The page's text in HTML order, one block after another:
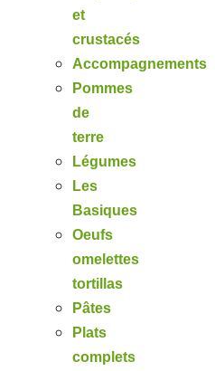
et
crustacés
Accompagnements
Pommes
de
terre
Légumes
Les
Basiques
Oeufs
omelettes
tortillas
Pâtes
Plats
complets